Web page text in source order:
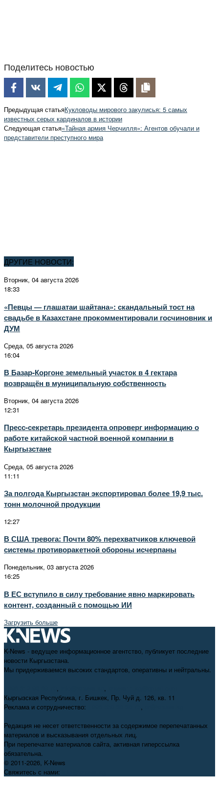
Поделитесь новостью
Предыдущая статьяКукловоды мирового закулисья: 5 самых
известных серых кардиналов в истории
Следующая статья«Тайная армия Черчилля»: Агентов обучали и
представители преступного мира
ДРУГИЕ НОВОСТИ:
Вторник, 04 августа 2026
18:33
«Певцы — глашатаи шайтана»: скандальный тост на
свадьбе в Казахстане прокомментировали госчиновник и
ДУМ
Среда, 05 августа 2026
16:04
В Базар-Коргоне земельный участок в 4 гектара
возвращён в муниципальную собственность
Вторник, 04 августа 2026
12:31
Пресс-секретарь президента опроверг информацию о
работе китайской частной военной компании в
Кыргызстане
Среда, 05 августа 2026
11:11
За полгода Кыргызстан экспортировал более 19,9 тыс.
тонн молочной продукции
12:27
В США тревога: Почти 80% перехватчиков ключевой
системы противоракетной обороны исчерпаны
Понедельник, 03 августа 2026
16:25
В ЕС вступило в силу требование явно маркировать
контент, созданный с помощью ИИ
Загрузить больше
K-News - ведущее информационное агентство, публикует последние
новости Кыргызстана.
Мы придерживаемся высоких стандартов, оперативны и нейтральны.
, ,
Кыргызская Республика, г. Бишкек, Пр. Чуй д. 126, кв. 11
Реклама и сотрудничество:
,
Редакция не несет ответственности за содержимое перепечатанных
материалов и высказывания отдельных лиц.
При перепечатке материалов сайта, активная гиперссылка
обязательна.
© 2011-2026, K-News
Свяжитесь с нами: